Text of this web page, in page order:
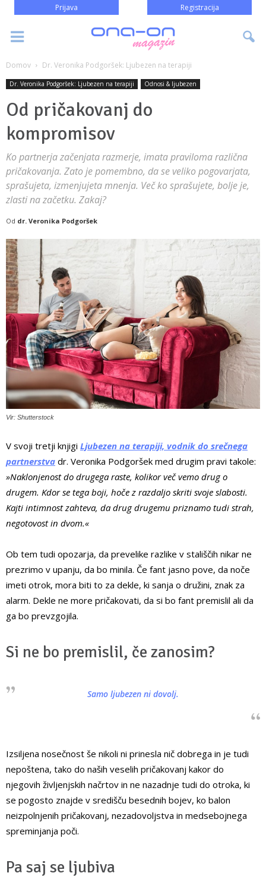
Prijava Registracija
Domov Dr. Veronika Podgoršek: Ljubezen na terapiji
Dr. Veronika Podgoršek: Ljubezen na terapiji Odnosi & ljubezen
Od pričakovanj do
kompromisov
Ko partnerja začenjata razmerje, imata praviloma različna
pričakovanja. Zato je pomembno, da se veliko pogovarjata,
sprašujeta, izmenjujeta mnenja. Več ko sprašujete, bolje je,
zlasti na začetku. Zakaj?
Od dr. Veronika Podgoršek
Vir: Shutterstock
V svoji tretji knjigi Ljubezen na terapiji, vodnik do srečnega
partnerstva dr. Veronika Podgoršek med drugim pravi takole:
»Naklonjenost do drugega raste, kolikor več vemo drug o
drugem. Kdor se tega boji, hoče z razdaljo skriti svoje slabosti.
Kajti intimnost zahteva, da drug drugemu priznamo tudi strah,
negotovost in dvom.«
Ob tem tudi opozarja, da prevelike razlike v stališčih nikar ne
prezrimo v upanju, da bo minila. Če fant jasno pove, da noče
imeti otrok, mora biti to za dekle, ki sanja o družini, znak za
alarm. Dekle ne more pričakovati, da si bo fant premislil ali da
ga bo prevzgojila.
Si ne bo premislil, če zanosim?
Samo ljubezen ni dovolj.
Izsiljena nosečnost še nikoli ni prinesla nič dobrega in je tudi
nepoštena, tako do naših veselih pričakovanj kakor do
njegovih življenjskih načrtov in ne nazadnje tudi do otroka, ki
se pogosto znajde v središču besednih bojev, ko balon
neizpolnjenih pričakovanj, nezadovoljstva in medsebojnega
spreminjanja poči.
Pa saj se ljubiva